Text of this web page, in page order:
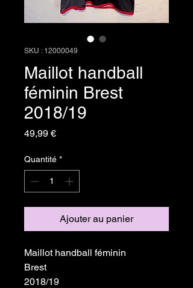
SKU : 12000049
Maillot handball
féminin Brest
2018/19
49,99 €Prix
Quantité *
Ajouter au panier
Maillot handball féminin
Brest
2018/19